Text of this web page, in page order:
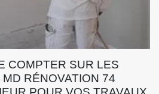
COMPTER SUR LES
RÉNOVATION 74